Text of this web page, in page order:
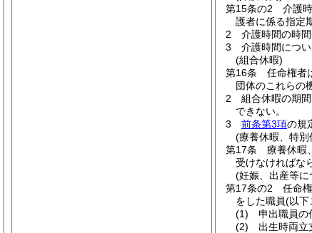
第15条の2
介護
護者に係る指定
2
介護時間の時間
3
介護時間につい
(組合休暇)
第16条
任命権者
団体のこれらの
2
組合休暇の期
できない。
3
前条第3項の規
(療養休暇、特
第17条
療養休暇
受けなければな
(妊娠、出産等
第17条の2
任命
をした職員(以下
(1)
申出職員の
(2)
出生時両立